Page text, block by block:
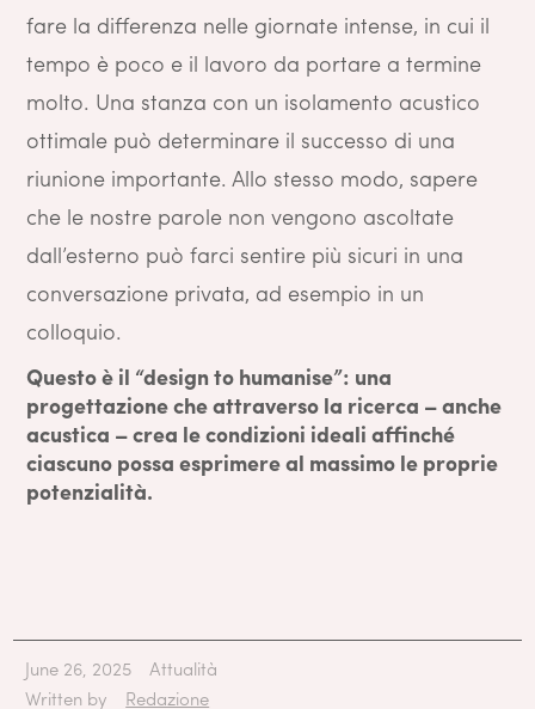
fare la differenza nelle giornate intense, in cui il
tempo è poco e il lavoro da portare a termine
molto. Una stanza con un isolamento acustico
ottimale può determinare il successo di una
riunione importante. Allo stesso modo, sapere
che le nostre parole non vengono ascoltate
dall’esterno può farci sentire più sicuri in una
conversazione privata, ad esempio in un
colloquio.
Questo è il “design to humanise”: una
progettazione che attraverso la ricerca – anche
acustica – crea le condizioni ideali affinché
ciascuno possa esprimere al massimo le proprie
potenzialità.
June 26, 2025
Attualità
Written by
Redazione